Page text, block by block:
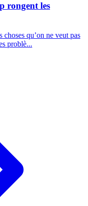
rongent les
qu’on ne veut pas
problè...